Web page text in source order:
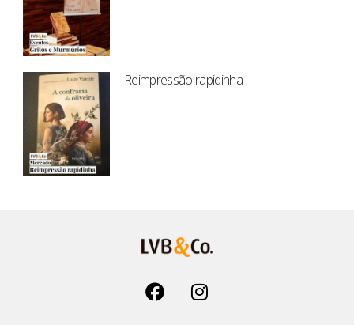
Reimpressão rapidinha